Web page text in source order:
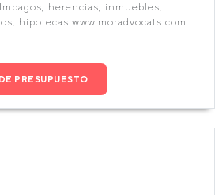
herencias, inmuebles,
hipotecas www.moradvocats.com
PRESUPUESTO